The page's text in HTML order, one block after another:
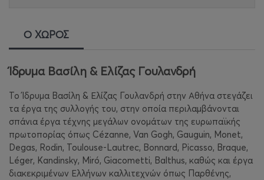
Ο ΧΩΡΟΣ
Ίδρυμα Βασίλη & Ελίζας Γουλανδρή
Το Ίδρυμα Βασίλη & Ελίζας Γουλανδρή στην Αθήνα στεγάζει
τα έργα της συλλογής του, στην οποία περιλαμβάνονται
σπάνια έργα τέχνης μεγάλων ονομάτων της ευρωπαϊκής
πρωτοπορίας όπως Cézanne, Van Gogh, Gauguin, Monet,
Degas, Rodin, Toulouse-Lautrec, Bonnard, Picasso, Braque,
Léger, Kandinsky, Miró, Giacometti, Balthus, καθώς και έργα
διακεκριμένων Ελλήνων καλλιτεχνών όπως Παρθένης,